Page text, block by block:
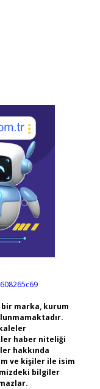
marka, kurum
haber niteliği
hakkında
ve kişiler ile isim
bilgiler